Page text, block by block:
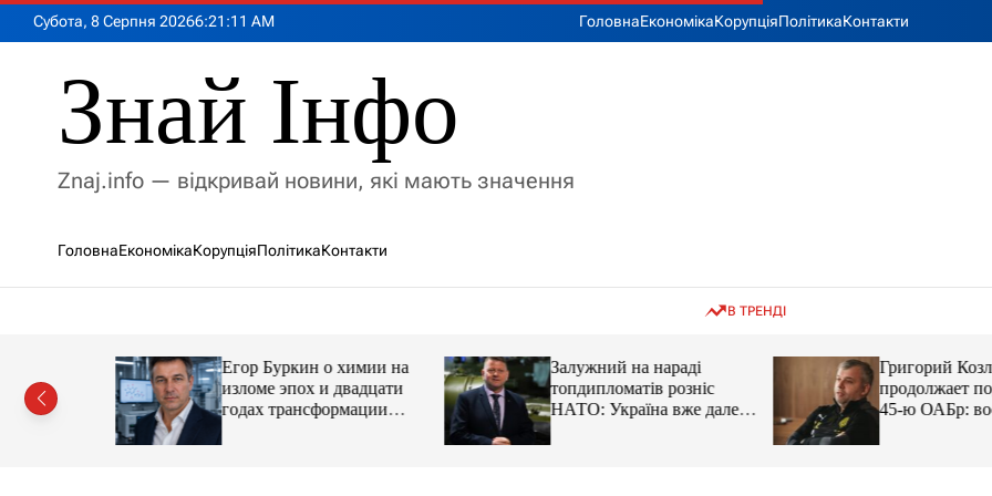
Субота, 8 Серпня 20266:21 :13 AM ГоловнаЕкономікаКорупціяПолітикаКонтакти
Знай Інфо
Znaj.info — відкривай новини, які мають значення
ГоловнаЕкономікаКорупціяПолітикаКонтакти
В ТРЕНДІ
із
Егор Буркин о химии на
изломе эпох и двадцати
годах трансформации
Залужний на нараді
топдипломатів розніс
НАТО: Україна вже далеко
попереду
Григорий
продолжает
45-ю ОАБр: